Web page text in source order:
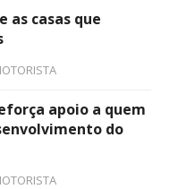
as casas que
apoio a quem
do